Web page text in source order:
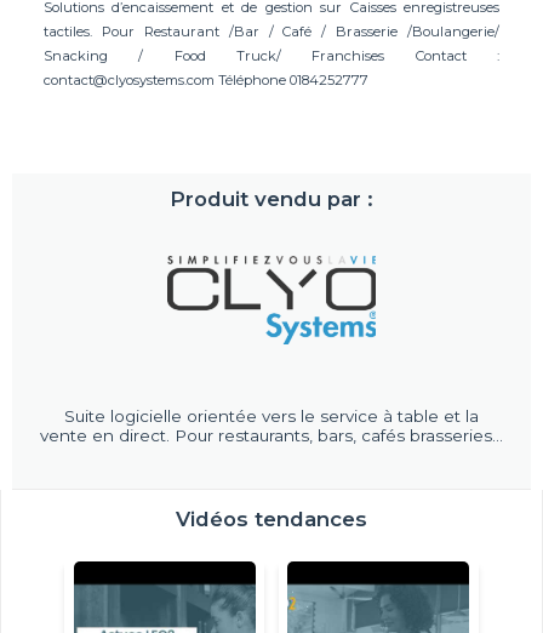
Solutions d’encaissement et de gestion sur Caisses enregistreuses
tactiles. Pour Restaurant /Bar / Café / Brasserie /Boulangerie/
Snacking / Food Truck/ Franchises Contact :
contact@clyosystems.com Téléphone 0184252777
Produit vendu par :
Suite logicielle orientée vers le service à table et la
vente en direct. Pour restaurants, bars, cafés brasseries...
Vidéos tendances